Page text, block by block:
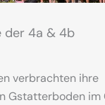
der 4a & 4b
verbrachten ihre
Gstatterboden im